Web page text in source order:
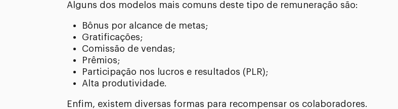
Alguns dos modelos mais comuns deste tipo de remuneração são:
Bônus por alcance de metas;
Gratificações;
Comissão de vendas;
Prêmios;
Participação nos lucros e resultados (PLR);
Alta produtividade.
Enfim, existem diversas formas para recompensar os colaboradores.